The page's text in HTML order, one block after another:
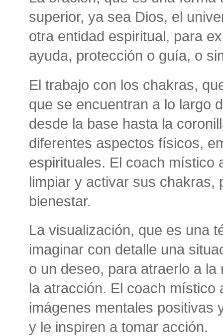
superior, ya sea Dios, el
otra entidad espiritual, para
ayuda, protección o guía, o
El trabajo con los chakras,
que se encuentran a lo largo
desde la base hasta la
diferentes aspectos físicos,
espirituales. El coach místico
limpiar y activar sus chakras,
bienestar.
La visualización, que es una
imaginar con detalle una
o un deseo, para atraerlo a
la atracción. El coach
imágenes mentales positivas
y le inspiren a tomar acción.